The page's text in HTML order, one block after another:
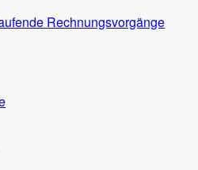
Rechnungsvorgänge